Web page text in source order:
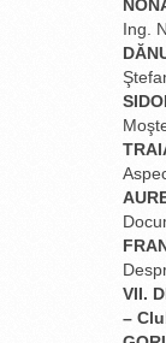
Ing.
VII.
–